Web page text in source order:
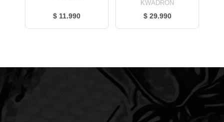
$ 11.990
KWADRON
$ 29.990